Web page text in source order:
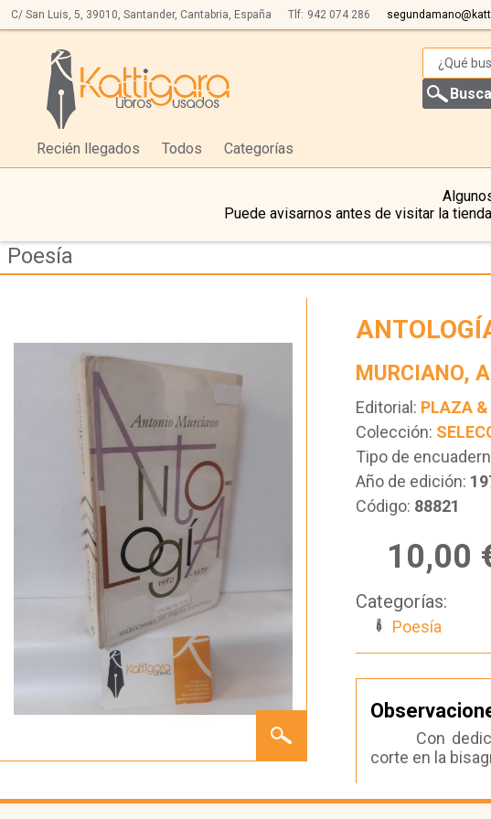
C/ San Luis, 5, 39010, Santander, Cantabria, España Tlf: 942 074 286
Recién llegados Todos Categorías
Puede avisarnos antes de visitar la
Poesía
1950-
AUTOR)
MURCIANO,
Editorial: PLAZA
Colección:
Tipo de
Año de edición:
Código: 88821
10,00
Categorías:
Poesía
Con
corte en la